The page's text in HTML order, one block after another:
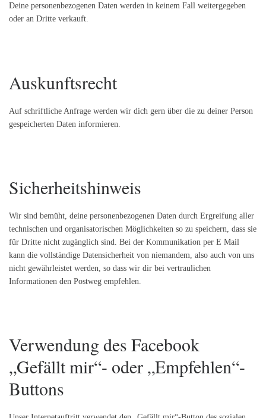
Deine personenbezogenen Daten werden in keinem Fall weitergegeben
oder an Dritte verkauft.
Auskunftsrecht
Auf schriftliche Anfrage werden wir dich gern über die zu deiner Person
gespeicherten Daten informieren.
Sicherheitshinweis
Wir sind bemüht, deine personenbezogenen Daten durch Ergreifung aller
technischen und organisatorischen Möglichkeiten so zu speichern, dass sie
für Dritte nicht zugänglich sind. Bei der Kommunikation per E Mail
kann die vollständige Datensicherheit von niemandem, also auch von uns
nicht gewährleistet werden, so dass wir dir bei vertraulichen
Informationen den Postweg empfehlen.
Verwendung des Facebook
„Gefällt mir“- oder „Empfehlen“-
Buttons